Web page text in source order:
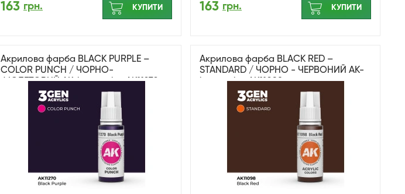
163 грн. КУПИТИ 163 грн. КУПИТИ
Акрилова фарба BLACK PURPLE –
COLOR PUNCH / ЧОРНО-
ФІОЛЕТОВИЙ AK-interactive AK11270
Акрилова фарба BLACK RED –
STANDARD / ЧОРНО - ЧЕРВОНИЙ AK-
interactive AK11098